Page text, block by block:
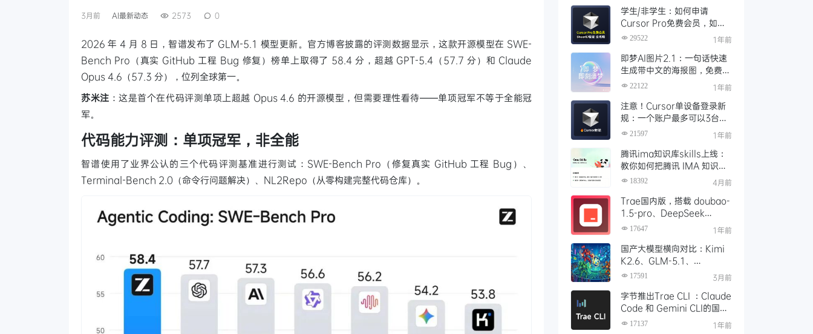
3月前 AI最新动态 2573 0
2026 年 4 月 8 日，智谱发布了 GLM-5.1 模型更新。官方博客披露的评测数据显示，这款开源模型在 SWE-
Bench Pro（真实 GitHub 工程 Bug 修复）榜单上取得了 58.4 分，超越 GPT-5.4（57.7 分）和 Claude
Opus 4.6（57.3 分），位列全球第一。
苏米注 ：这是首个在代码评测单项上超越 Opus 4.6 的开源模型，但需要理性看待——单项冠军不等于全能冠
军。
代码能力评测：单项冠军，非全能
智谱使用了业界公认的三个代码评测基准进行测试：SWE-Bench Pro（修复真实 GitHub 工程 Bug）、
Terminal-Bench 2.0（命令行问题解决）、NL2Repo（从零构建完整代码仓库）。
学生/非学生：如何申请
Cursor Pro免费会员，如何
通过SheerID验证快速激活全
29522 1年前
即梦AI图片2.1：一句话快速
生成带中文的海报图，免费AI
文生图、视频工具、AIGC创
22122 1年前
注意！Cursor单设备登录新
规：一个账户最多可以3台设
备登录，且限制单点登录
21597 1年前
腾讯ima知识库skills上线：
教你如何把腾讯 IMA 知识库
接入 OpenClaw 一步打通
18392 4月前
Trae国内版，搭载 doubao-
1.5-pro、DeepSeek
R1/V3模型，对比 Trae 国际
17647 1年前
国产大模型横向对比：Kimi
K2.6、GLM-5.1、
Qwen3、MiniMax M2 四
17591 3月前
字节推出Trae CLI ：Claude
Code 和 Gemini CLI的国产
平替 ？手把手教你如何安装
17137 1年前